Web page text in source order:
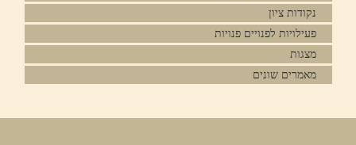
נקודות ציון
פעילויות לפנויים פנויות
מצגות
מאמרים שונים